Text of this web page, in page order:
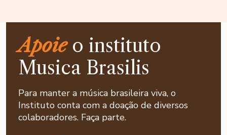
Apoieo instituto
Musica Brasilis
Para manter a música brasileira viva, o
Instituto conta com a doação de diversos
colaboradores. Faça parte.